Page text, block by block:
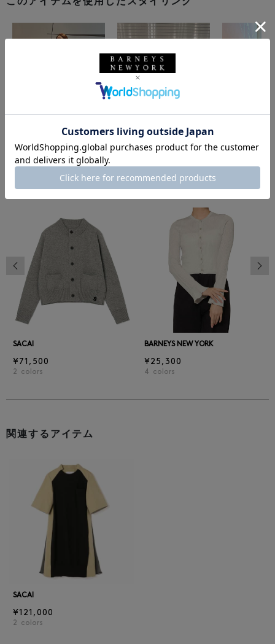
同じカテゴリのアイテム
SACAI
¥71,500
2 colors
BARNEYS NEW YORK
¥25,300
4 colors
前の画像
関連するアイテム
SACAI
¥121,000
2 colors